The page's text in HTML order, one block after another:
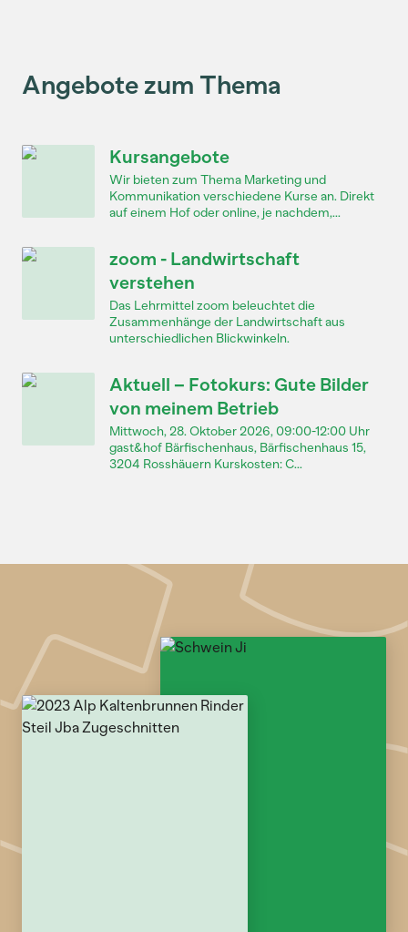
Angebote zum Thema
Kursangebote
Wir bieten zum Thema Marketing und
Kommunikation verschiedene Kurse an. Direkt
auf einem Hof oder online, je nachdem,...
zoom - Landwirtschaft
verstehen
Das Lehrmittel zoom beleuchtet die
Zusammenhänge der Landwirtschaft aus
unterschiedlichen Blickwinkeln.
Aktuell – Fotokurs: Gute Bilder
von meinem Betrieb
Mittwoch, 28. Oktober 2026, 09:00-12:00 Uhr
gast&hof Bärfischenhaus, Bärfischenhaus 15,
3204 Rosshäuern Kurskosten: C...